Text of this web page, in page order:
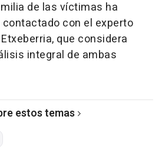
de las víctimas ha
con el experto
que considera
integral de ambas
estos temas